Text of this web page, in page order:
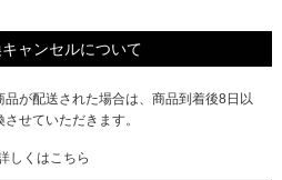
ャンセルについて
が配送された場合は、商品到着後8日以
せていただきます。
しくはこちら